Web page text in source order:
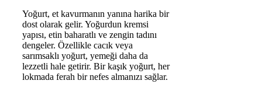
Yoğurt, et kavurmanın yanına harika bir
dost olarak gelir. Yoğurdun kremsi
yapısı, etin baharatlı ve zengin tadını
dengeler. Özellikle cacık veya
sarımsaklı yoğurt, yemeği daha da
lezzetli hale getirir. Bir kaşık yoğurt, her
lokmada ferah bir nefes almanızı sağlar.